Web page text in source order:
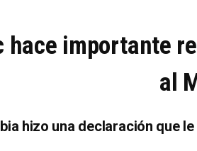
hace importante
al
hizo una declaración que